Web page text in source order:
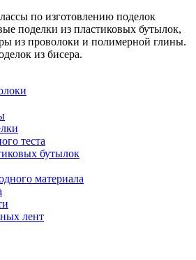
по изготовлению поделок
поделки из пластиковых бутылок,
из проволоки и полимерной глины.
из бисера.
теста
бутылок
материала
лент